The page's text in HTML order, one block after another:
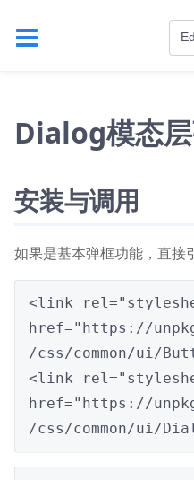
Dialog模态
安装与调用
如果是基本弹框功能，直接
<link
href="https://
/css/common/ui/
<link
href="https://
/css/common/ui/